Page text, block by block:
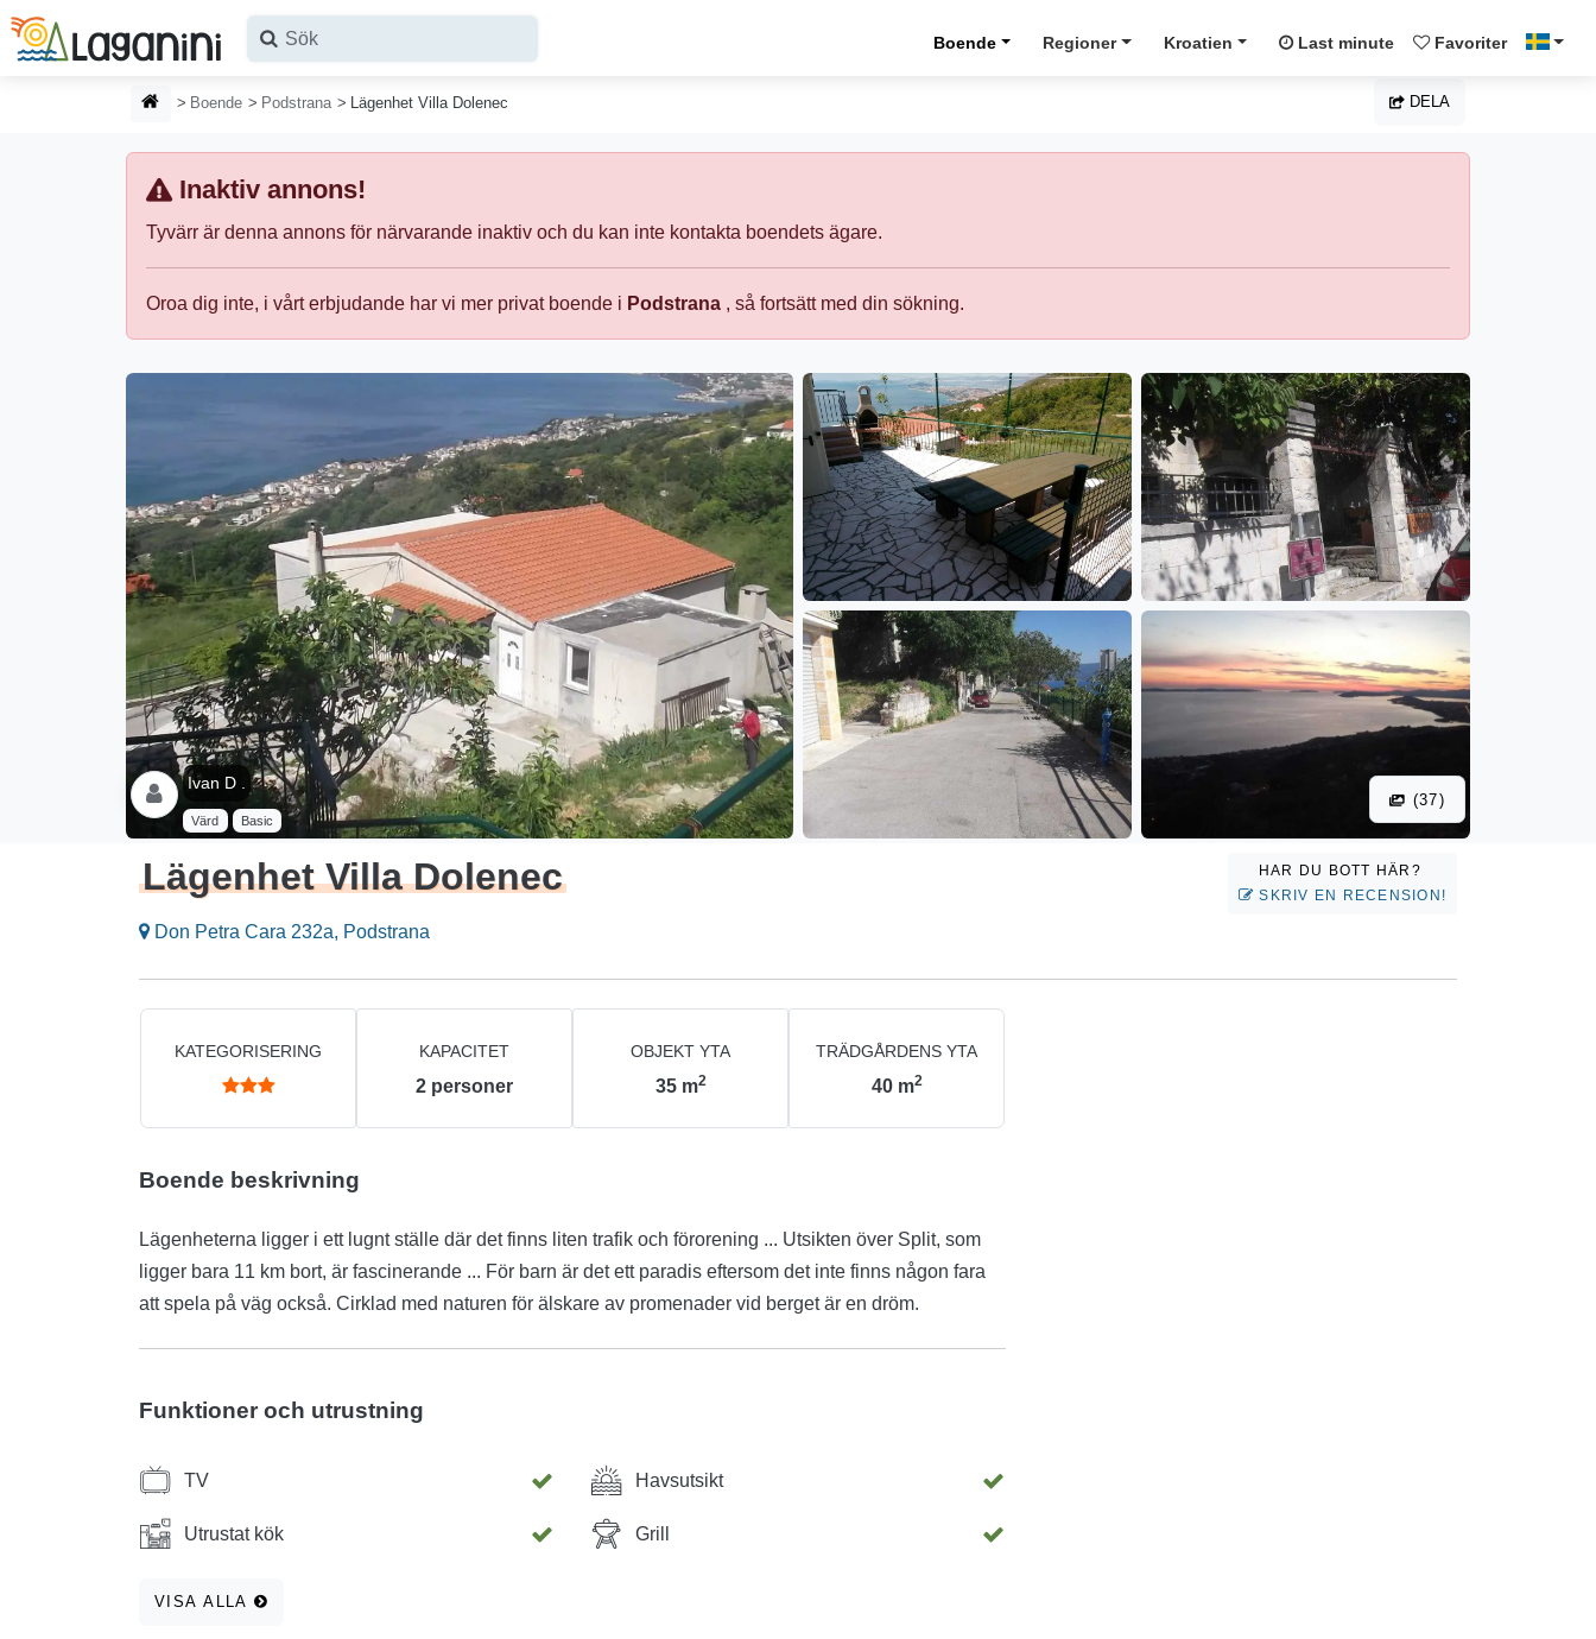
Hoppa till huvudinnehållet
Boende Regioner Kroatien Last minute Favoriter
HEMSIDA
Boende Podstrana Lägenhet Villa Dolenec DELA
Inaktiv annons!
Tyvärr är denna annons för närvarande inaktiv och du kan inte kontakta boendets ägare.
Oroa dig inte, i vårt erbjudande har vi mer privat boende i Podstrana , så fortsätt med din sökning.
Ivan D .
Värd Basic
(37)
Lägenhet Villa Dolenec
Don Petra Cara 232a, Podstrana
HAR DU BOTT HÄR?
SKRIV EN RECENSION!
KATEGORISERING KAPACITET
2 personer
OBJEKT YTA
35 m2
TRÄDGÅRDENS YTA
40 m2
Boende beskrivning
Lägenheterna ligger i ett lugnt ställe där det finns liten trafik och förorening ... Utsikten över Split, som
ligger bara 11 km bort, är fascinerande ... För barn är det ett paradis eftersom det inte finns någon fara
att spela på väg också. Cirklad med naturen för älskare av promenader vid berget är en dröm.
Funktioner och utrustning
TV Havsutsikt
Utrustat kök Grill
VISA ALLA